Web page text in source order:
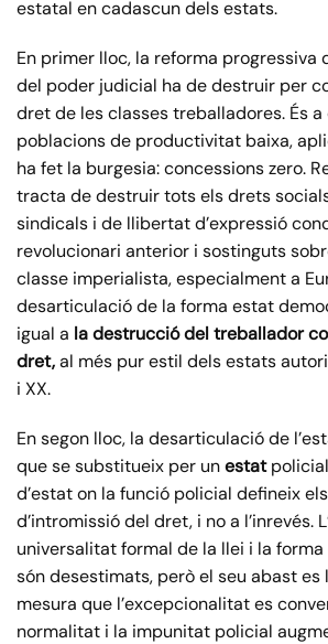
estatal en cadascun dels estats.
En primer lloc, la reforma progressiva
del poder judicial ha de destruir per
dret de les classes treballadores. És a
poblacions de productivitat baixa,
ha fet la burgesia: concessions zero.
tracta de destruir tots els drets
sindicals i de llibertat d’expressió
revolucionari anterior i sostinguts
classe imperialista, especialment a
desarticulació de la forma estat
igual a la destrucció del treballador
dret,al més pur estil dels estats
i XX.
En segon lloc, la desarticulació de
que se substitueix per unestat
d’estat on la funció policial defineix
d’intromissió del dret, i no a l’inrevés.
universalitat formal de la llei i la
són desestimats, però el seu abast es
mesura que l’excepcionalitat es
normalitat i la impunitat policial